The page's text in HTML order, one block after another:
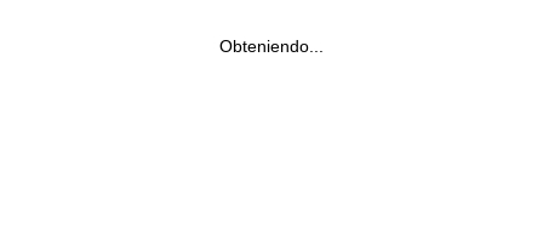
Obteniendo...